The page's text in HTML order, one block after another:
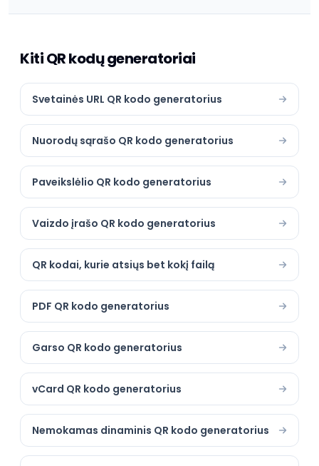
Kiti QR kodų generatoriai
Svetainės URL QR kodo generatorius
Nuorodų sąrašo QR kodo generatorius
Paveikslėlio QR kodo generatorius
Vaizdo įrašo QR kodo generatorius
QR kodai, kurie atsiųs bet kokį failą
PDF QR kodo generatorius
Garso QR kodo generatorius
vCard QR kodo generatorius
Nemokamas dinaminis QR kodo generatorius